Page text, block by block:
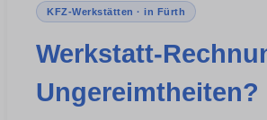
KFZ-Werkstätten · in Fürth
Werkstatt-
Ungereimtheiten?